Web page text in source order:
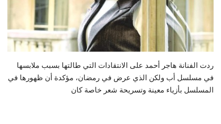
ردت الفنانة هاجر أحمد على الانتقادات التي طالتها بسبب ملابسها
في مسلسل أب ولكن الذي عرض في رمضان، مؤكدة أن ظهورها في
المسلسل بأزياء معينة وتسريحة شعر خاصة كان